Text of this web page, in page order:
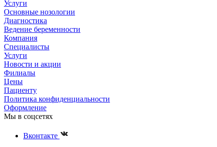
Услуги
Основные нозологии
Диагностика
Ведение беременности
Компания
Специалисты
Услуги
Новости и акции
Филиалы
Цены
Пациенту
Политика конфиденциальности
Оформление
Мы в соцсетях
Вконтакте